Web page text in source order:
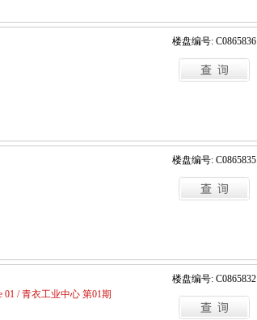
楼盘编号: C0865836
楼盘编号: C0865835
楼盘编号: C0865832
01 / 青衣工业中心 第01期